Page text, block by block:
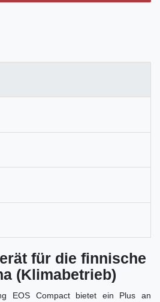
für die finnische
(Klimabetrieb)
EOS Compact bietet ein Plus an